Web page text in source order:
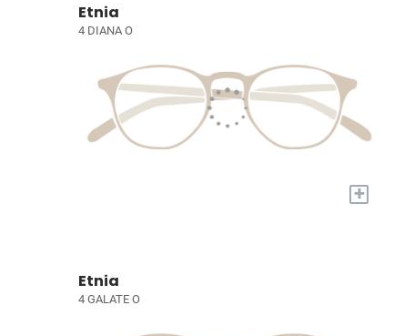
Etnia
4 DIANA O
+
Etnia
4 GALATE O